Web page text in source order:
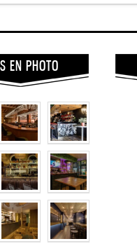
EN PHOTO